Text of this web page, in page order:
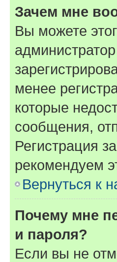
Зачем мне
Вы можете
менее
которые
сообщения,
Регистрация
рекомендуем
Вернуться к
Почему мне
и пароля?
Если вы не